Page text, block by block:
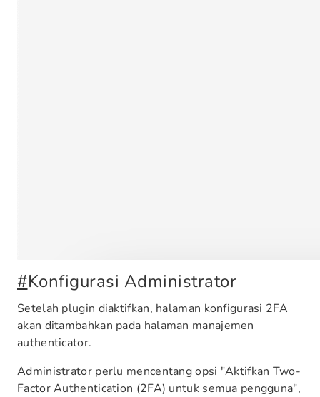
#Konfigurasi Administrator
Setelah plugin diaktifkan, halaman konfigurasi 2FA
akan ditambahkan pada halaman manajemen
authenticator.
Administrator perlu mencentang opsi "Aktifkan Two-
Factor Authentication (2FA) untuk semua pengguna",